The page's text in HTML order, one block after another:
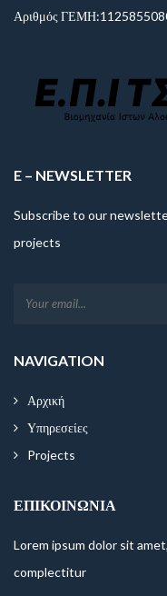
Αριθμός
E – NEWSLETTER
Subscribe to our
projects
NAVIGATION
Αρχική
Υπηρεσείες
Projects
ΕΠΙΚΟΙΝΩΝΊΑ
Lorem ipsum dolor sit
complectitur